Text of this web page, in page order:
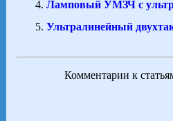
Ламповый УМЗЧ с
Ультралинейный
Комментарии к